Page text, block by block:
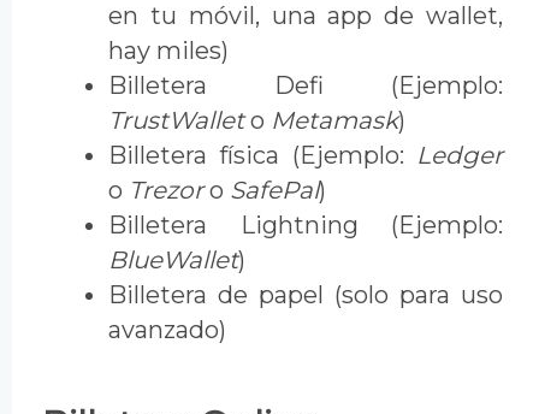
en tu móvil, una app de wallet,
hay miles)
Billetera Defi (Ejemplo:
TrustWalleto Metamask)
Billetera física (Ejemplo: Ledger
o Trezoro SafePal)
Billetera Lightning (Ejemplo:
BlueWallet)
Billetera de papel (solo para uso
avanzado)